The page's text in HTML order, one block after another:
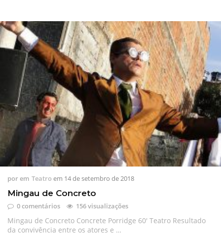
porem Teatro em 14 de setembro de 2018
Mingau de Concreto
0 comentários 156 visualizações
Mingau de Concreto Concrete Porridge 60′ Teatro Resultado
da convivência entre os atores e …